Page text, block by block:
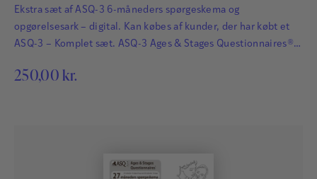
Ekstra sæt af ASQ-3 6-måneders spørgeskema og
opgørelsesark – digital. Kan købes af kunder, der har købt et
ASQ-3 – Komplet sæt. ASQ-3 Ages & Stages Questionnaires®
hos småbørn. Det har afgørende betydning for børns fremtid,
250,00 kr.